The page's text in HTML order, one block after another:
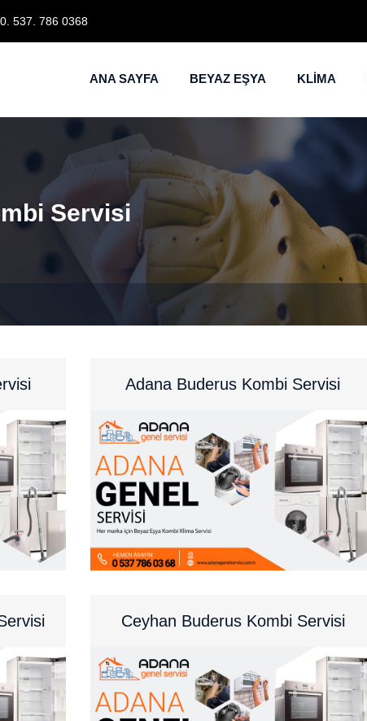
0. 537. 786 0368
ANA SAYFA BEYAZ EŞYA KLİMA
Servisi
Adana Buderus Kombi Servisi
Ceyhan Buderus Kombi Servisi